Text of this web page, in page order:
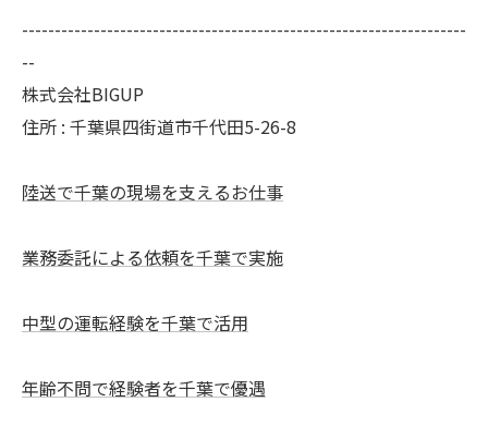
--------------------------------------------------------------------
--
株式会社BIGUP
住所 : 千葉県四街道市千代田5-26-8
陸送で千葉の現場を支えるお仕事
業務委託による依頼を千葉で実施
中型の運転経験を千葉で活用
年齢不問で経験者を千葉で優遇